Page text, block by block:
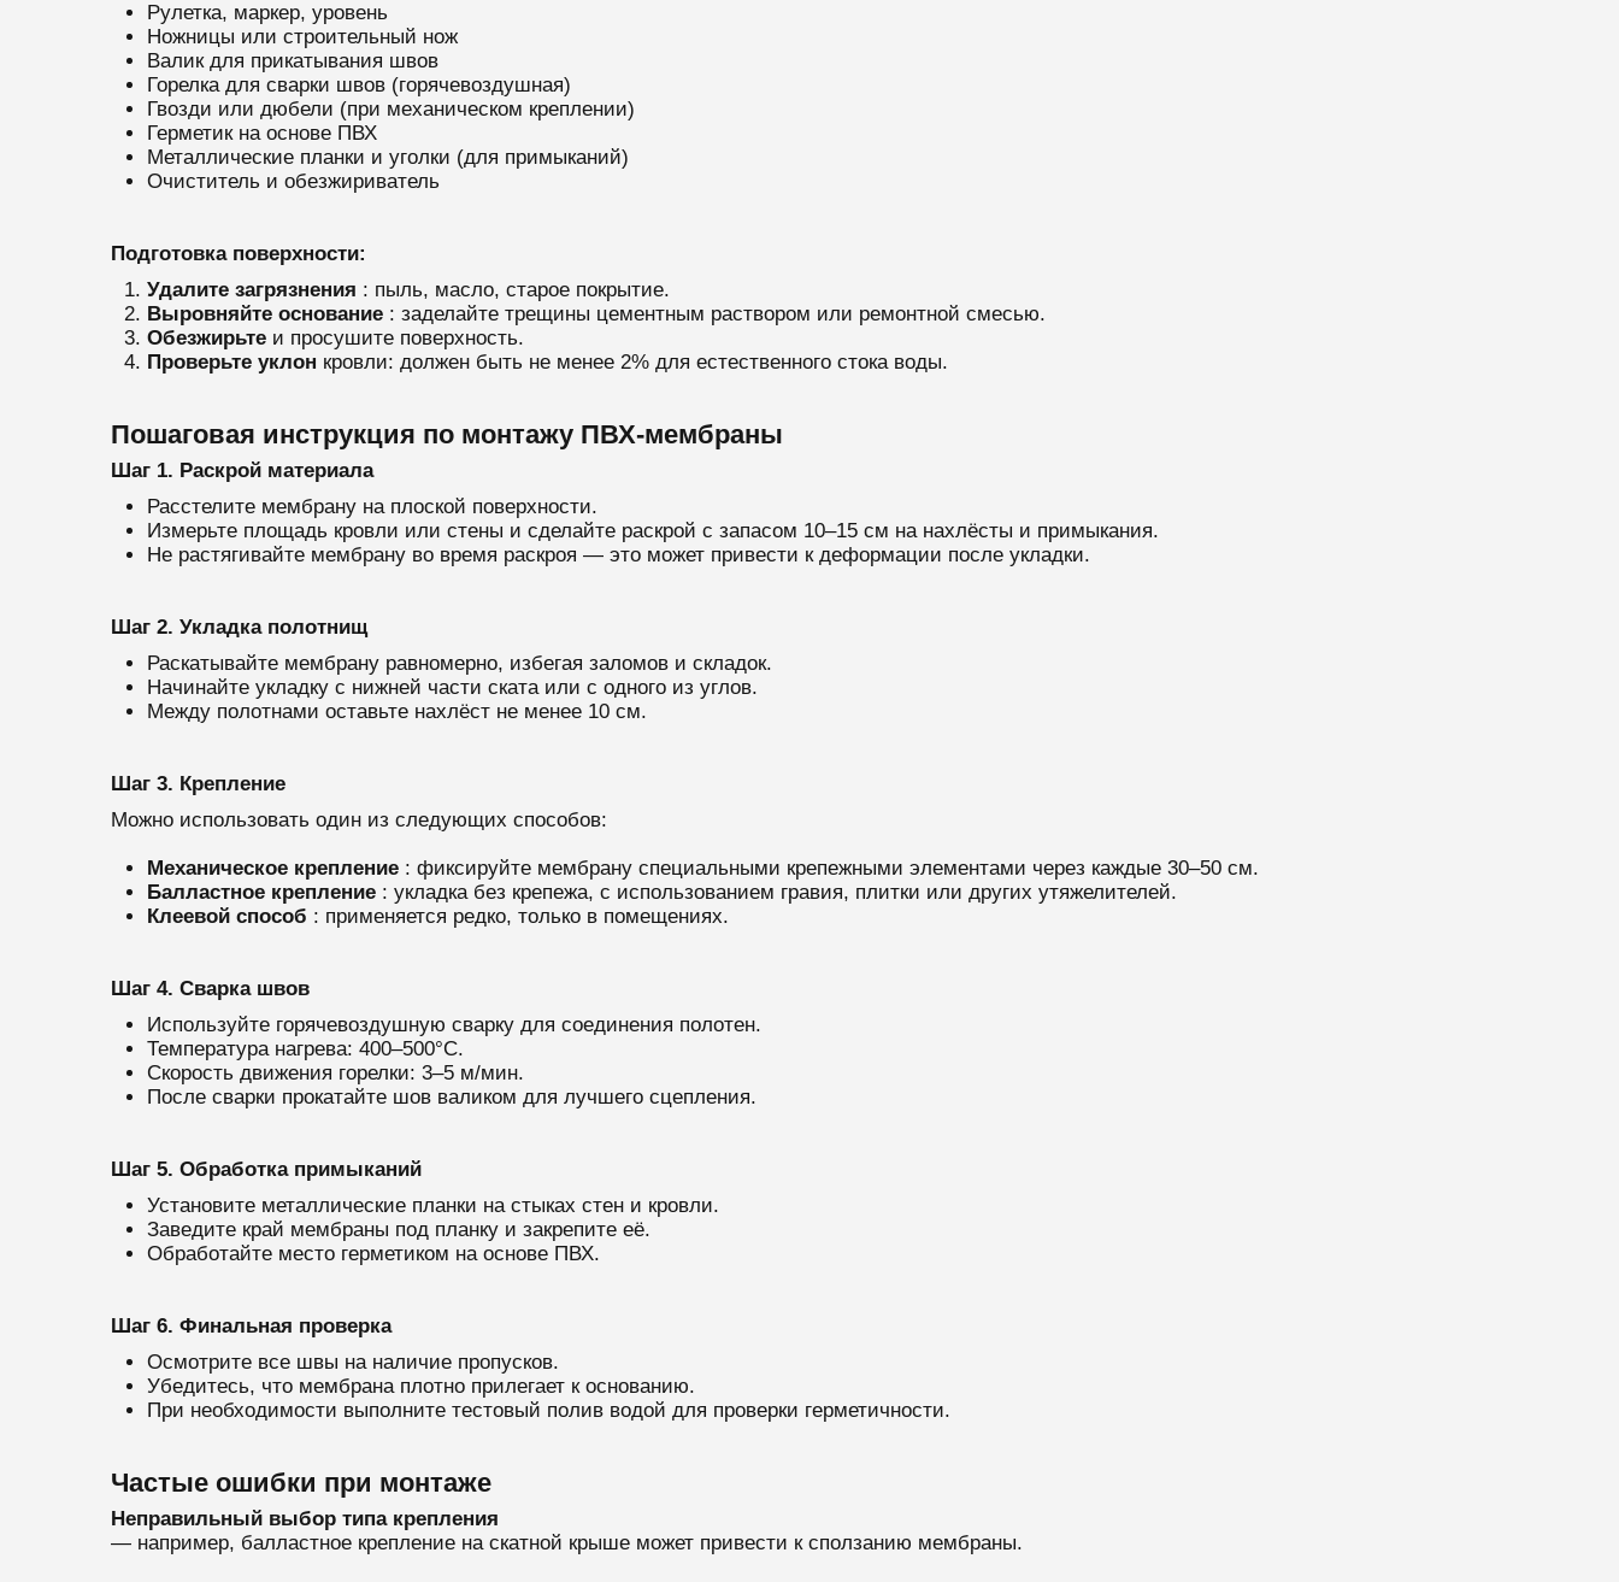
Рулетка, маркер, уровень
Ножницы или строительный нож
Валик для прикатывания швов
Горелка для сварки швов (горячевоздушная)
Гвозди или дюбели (при механическом креплении)
Герметик на основе ПВХ
Металлические планки и уголки (для примыканий)
Очиститель и обезжириватель
Подготовка поверхности:
Удалите загрязнения : пыль, масло, старое покрытие.
Выровняйте основание : заделайте трещины цементным раствором или ремонтной смесью.
Обезжирьте и просушите поверхность.
Проверьте уклон кровли: должен быть не менее 2% для естественного стока воды.
Пошаговая инструкция по монтажу ПВХ-мембраны
Шаг 1. Раскрой материала
Расстелите мембрану на плоской поверхности.
Измерьте площадь кровли или стены и сделайте раскрой с запасом 10–15 см на нахлёсты и примыкания.
Не растягивайте мембрану во время раскроя — это может привести к деформации после укладки.
Шаг 2. Укладка полотнищ
Раскатывайте мембрану равномерно, избегая заломов и складок.
Начинайте укладку с нижней части ската или с одного из углов.
Между полотнами оставьте нахлёст не менее 10 см.
Шаг 3. Крепление
Можно использовать один из следующих способов:
Механическое крепление : фиксируйте мембрану специальными крепежными элементами через каждые 30–50 см.
Балластное крепление : укладка без крепежа, с использованием гравия, плитки или других утяжелителей.
Клеевой способ : применяется редко, только в помещениях.
Шаг 4. Сварка швов
Используйте горячевоздушную сварку для соединения полотен.
Температура нагрева: 400–500°C.
Скорость движения горелки: 3–5 м/мин.
После сварки прокатайте шов валиком для лучшего сцепления.
Шаг 5. Обработка примыканий
Установите металлические планки на стыках стен и кровли.
Заведите край мембраны под планку и закрепите её.
Обработайте место герметиком на основе ПВХ.
Шаг 6. Финальная проверка
Осмотрите все швы на наличие пропусков.
Убедитесь, что мембрана плотно прилегает к основанию.
При необходимости выполните тестовый полив водой для проверки герметичности.
Частые ошибки при монтаже
Неправильный выбор типа крепления
— например, балластное крепление на скатной крыше может привести к сползанию мембраны.